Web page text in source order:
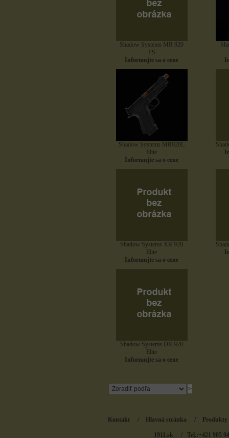
Shadow Systems MR 920
FS
Informujte sa o cene
Shadow Systems MR920L
Elite
Informujte sa o cene
Shadow Systems XR 920
Elite
Informujte sa o cene
Shadow Systems DR 920
Elite
Informujte sa o cene
Kontakt / Hlavná stránka / Produkty
1911.sk / Tel.:+421 905